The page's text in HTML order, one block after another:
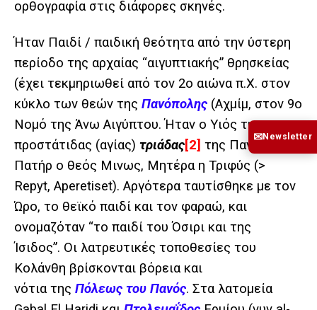
ορθογραφία στις διάφορες σκηνές.
Ήταν Παιδί / παιδική θεότητα από την ύστερη
περίοδο της αρχαίας “αιγυπτιακής” θρησκείας
(έχει τεκμηριωθεί από τον 2ο αιώνα π.Χ. στον
κύκλο των θεών της Πανόπολης (Αχμίμ, στον 9ο
Νομό της Άνω Αιγύπτου.Ήταν ο Υιός της
προστάτιδας (αγίας) τριάδας[2] της Πανόπολης
Πατήρ ο θεός Μινως, Μητέρα η Τριφύς (>
Repyt, Aperetiset). Αργότερα ταυτίσθηκε με τον
Ώρο, το θεϊκό παιδί και τον φαραώ, και
ονομαζόταν “το παιδί του Όσιρι και της
Ίσιδος”. Οι λατρευτικές τοποθεσίες του
Κολάνθη βρίσκονται βόρεια και
νότιατης Πόλεως του Πανός. Στα λατομεία
✉Newsletter